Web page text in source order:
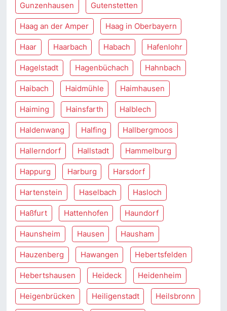
Gunzenhausen Gutenstetten
Haag an der Amper Haag in Oberbayern
Haar Haarbach Habach Hafenlohr
Hagelstadt Hagenbüchach Hahnbach
Haibach Haidmühle Haimhausen
Haiming Hainsfarth Halblech
Haldenwang Halfing Hallbergmoos
Hallerndorf Hallstadt Hammelburg
Happurg Harburg Harsdorf
Hartenstein Haselbach Hasloch
Haßfurt Hattenhofen Haundorf
Haunsheim Hausen Hausham
Hauzenberg Hawangen Hebertsfelden
Hebertshausen Heideck Heidenheim
Heigenbrücken Heiligenstadt Heilsbronn